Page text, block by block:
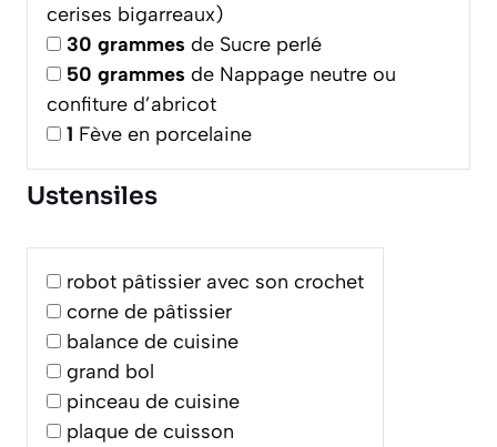
cerises bigarreaux)
30 grammes de Sucre perlé
50 grammes de Nappage neutre ou
confiture d’abricot
1 Fève en porcelaine
Ustensiles
robot pâtissier avec son crochet
corne de pâtissier
balance de cuisine
grand bol
pinceau de cuisine
plaque de cuisson